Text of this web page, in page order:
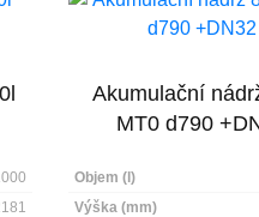
Akumulační
MT0 d790
Objem (l)
Výška (mm)